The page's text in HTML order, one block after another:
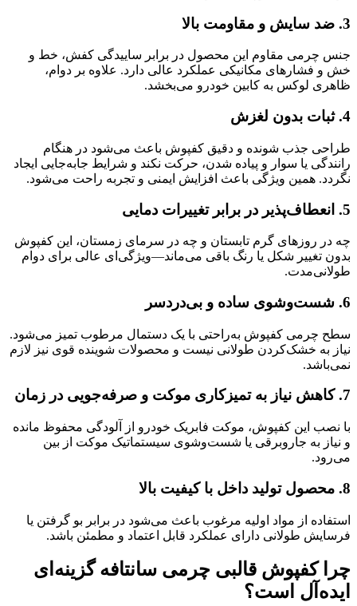
3. ضد سایش و مقاومت بالا
جنس چرمی مقاوم این محصول در برابر ساییدگی کفش، خط و
خش و فشارهای مکانیکی عملکرد عالی دارد. علاوه بر دوام،
ظاهری لوکس به کابین خودرو می‌بخشد.
4. ثبات بدون لغزش
طراحی جذب شونده و دقیق کفپوش باعث می‌شود در هنگام
رانندگی یا سوار و پیاده شدن، حرکت نکند و شرایط جا‌به‌جایی ایجاد
نگردد. همین ویژگی باعث افزایش ایمنی و تجربه راحت می‌شود.
5. انعطاف‌پذیر در برابر تغییرات دمایی
چه در روزهای گرم تابستان و چه در سرمای زمستان، این کفپوش
بدون تغییر شکل یا رنگ باقی می‌ماند—ویژگی‌ای عالی برای دوام
طولانی‌مدت.
6. شست‌وشوی ساده و بی‌دردسر
سطح چرمی کفپوش به‌راحتی با یک دستمال مرطوب تمیز می‌شود.
نیاز به خشک‌کردن طولانی نیست و محصولات شوینده قوی نیز لازم
نمی‌باشد.
7. کاهش نیاز به تمیزکاری موکت و صرفه‌جویی در زمان
با نصب این کفپوش، موکت فابریک خودرو از آلودگی محفوظ مانده
و نیاز به جاروبرقی یا شست‌وشوی سیستماتیک موکت از بین
می‌رود.
8. محصول تولید داخل با کیفیت بالا
استفاده از مواد اولیه مرغوب باعث می‌شود در برابر بو گرفتن یا
فرسایش طولانی دارای عملکرد قابل اعتماد و مطمئن باشد.
چرا کفپوش قالبی چرمی سانتافه گزینه‌ای
ایده‌آل است؟